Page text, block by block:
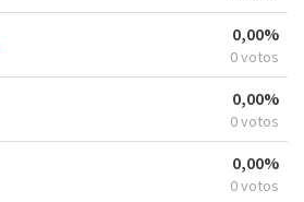
0,00%
0 votos
0,00%
0 votos
0,00%
0 votos